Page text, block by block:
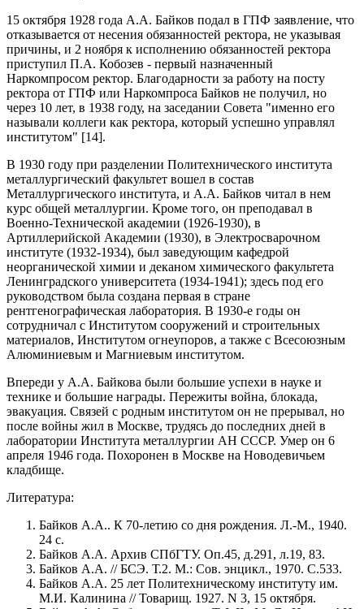
15 октября 1928 года А.А. Байков подал в ГПФ заявление, что
отказывается от несения обязанностей ректора, не указывая
причины, и 2 ноября к исполнению обязанностей ректора
приступил П.А. Кобозев - первый назначенный
Наркомпросом ректор. Благодарности за работу на посту
ректора от ГПФ или Наркомпроса Байков не получил, но
через 10 лет, в 1938 году, на заседании Совета "именно его
называли коллеги как ректора, который успешно управлял
институтом" [14].
В 1930 году при разделении Политехнического института
металлургический факультет вошел в состав
Металлургического института, и А.А. Байков читал в нем
курс общей металлургии. Кроме того, он преподавал в
Военно-Технической академии (1926-1930), в
Артиллерийской Академии (1930), в Электросварочном
институте (1932-1934), был заведующим кафедрой
неорганической химии и деканом химического факультета
Ленинградского университета (1934-1941); здесь под его
руководством была создана первая в стране
рентгенографическая лаборатория. В 1930-е годы он
сотрудничал с Институтом сооружений и строительных
материалов, Институтом огнеупоров, а также с Всесоюзным
Алюминиевым и Магниевым институтом.
Впереди у А.А. Байкова были большие успехи в науке и
технике и большие награды. Пережиты война, блокада,
эвакуация. Связей с родным институтом он не прерывал, но
после войны жил в Москве, трудясь до последних дней в
лаборатории Института металлургии АН СССР. Умер он 6
апреля 1946 года. Похоронен в Москве на Новодевичьем
кладбище.
Литература:
Байков А.А.. К 70-летию со дня рождения. Л.-М., 1940.
24 с.
Байков А.А. Архив СПбГТУ. Оп.45, д.291, л.19, 83.
Байков А.А. // БСЭ. Т.2. М.: Сов. энцикл., 1970. С.533.
Байков А.А. 25 лет Политехническому институту им.
М.И. Калинина // Товарищ. 1927. N 3, 15 октября.